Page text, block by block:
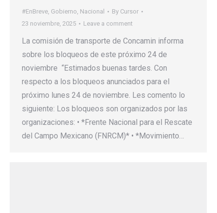
#EnBreve, Gobierno, Nacional By Cursor
23 noviembre, 2025
Leave a comment
La comisión de transporte de Concamin informa
sobre los bloqueos de este próximo 24 de
noviembre “Estimados buenas tardes. Con
respecto a los bloqueos anunciados para el
próximo lunes 24 de noviembre. Les comento lo
siguiente: Los bloqueos son organizados por las
organizaciones: • *Frente Nacional para el Rescate
del Campo Mexicano (FNRCM)* • *Movimiento…